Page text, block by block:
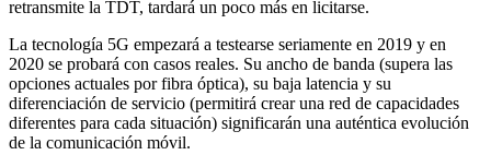
retransmite la TDT, tardará un poco más en licitarse.
La tecnología 5G empezará a testearse seriamente en 2019 y en
2020 se probará con casos reales. Su ancho de banda (supera las
opciones actuales por fibra óptica), su baja latencia y su
diferenciación de servicio (permitirá crear una red de capacidades
diferentes para cada situación) significarán una auténtica evolución
de la comunicación móvil.